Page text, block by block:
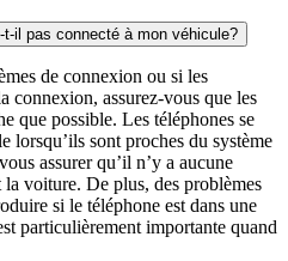
t-il pas connecté à mon véhicule?
de connexion ou si les
connexion, assurez-vous que les
que possible. Les téléphones se
lorsqu’ils sont proches du système
assurer qu’il n’y a aucune
voiture. De plus, des problèmes
si le téléphone est dans une
particulièrement importante quand